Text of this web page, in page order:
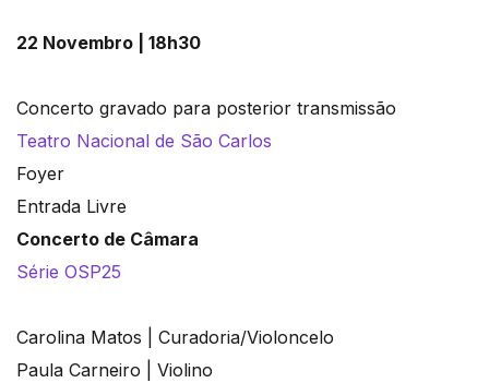
22 Novembro | 18h30
Concerto gravado para posterior transmissão
Teatro Nacional de São Carlos
Foyer
Entrada Livre
Concerto de Câmara
Série OSP25
Carolina Matos | Curadoria/Violoncelo
Paula Carneiro | Violino